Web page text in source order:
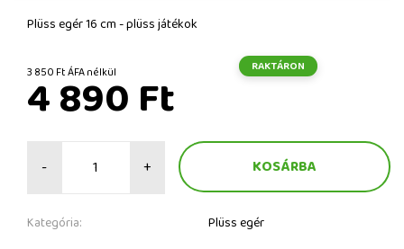
Plüss egér 16 cm - plüss játékok
3 850 Ft ÁFA nélkül RAKTÁRON
4 890 Ft
- +
Kategória: Plüss egér